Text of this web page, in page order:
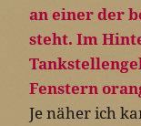
Je näher ich